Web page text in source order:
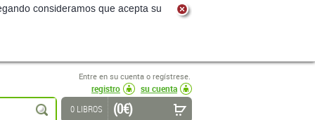
consideramos que acepta su
Entre en su cuenta o regístrese.
registro
su cuenta
buscar
0 LIBROS (0 €)